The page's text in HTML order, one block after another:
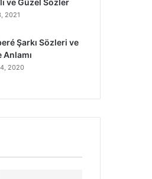
ve Güzel Sözler
2021
Şarkı Sözleri ve
Anlamı
2020